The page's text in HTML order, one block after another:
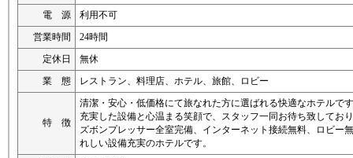
電 源
利用不可
営業時間
24時間
定休日
無休
業 態
レストラン、料理店、ホテル、旅館、ロビー
特 徴
清潔・安心・低価格にて旅なれた方に選ばれる快適なホテルで
充実した設備と心温まる笑顔で、スタッフ一同お待ち致してお
ズボンプレッサー全室完備、インターネット接続無料、ロビー
れしい設備充実のホテルです。